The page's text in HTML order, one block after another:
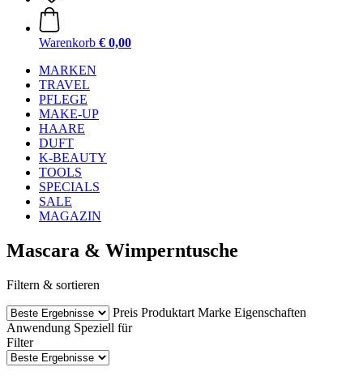
Warenkorb € 0,00
MARKEN
TRAVEL
PFLEGE
MAKE-UP
HAARE
DUFT
K-BEAUTY
TOOLS
SPECIALS
SALE
MAGAZIN
Mascara & Wimperntusche
Filtern & sortieren
Preis Produktart Marke Eigenschaften
Anwendung Speziell für
Filter